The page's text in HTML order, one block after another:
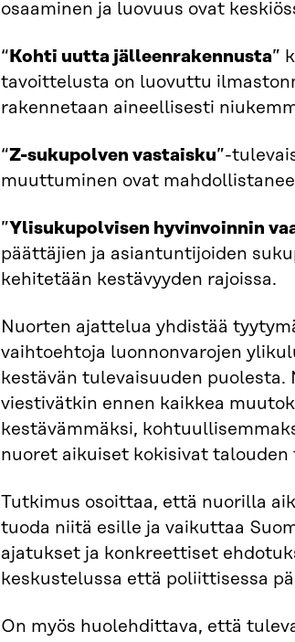
osaaminen ja luovuus ovat
“ Kohti uutta jälleenrakennusta”
tavoittelusta on luovuttu
rakennetaan aineellisesti
“Z-sukupolven vastaisku”-
muuttuminen ovat
”Ylisukupolvisen hyvinvoinnin
päättäjien ja asiantuntijoiden
kehitetään kestävyyden rajoissa.
Nuorten ajattelua yhdistää
vaihtoehtoja luonnonvarojen
kestävän tulevaisuuden
viestivätkin ennen kaikkea
kestävämmäksi,
nuoret aikuiset kokisivat talouden
Tutkimus osoittaa, että nuorilla
tuoda niitä esille ja vaikuttaa
ajatukset ja konkreettiset
keskustelussa että poliittisessa
On myös huolehdittava, että